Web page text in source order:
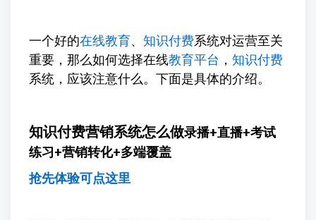
一个好的在线教育、 知识付费系统对运营至关
重要，那么如何选择在线教育平台 ， 知识付费
系统，应该注意什么。下面是具体的介绍。
知识付费营销系统怎么做录播+直播+考试
练习+营销转化+多端覆盖
抢先体验可点这里